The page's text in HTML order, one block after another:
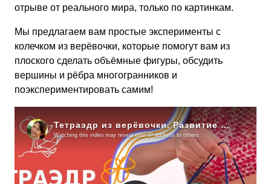
отрыве от реального мира, только по картинкам.
Мы предлагаем вам простые эксперименты с
колечком из верёвочки, которые помогут вам из
плоского сделать объёмные фигуры, обсудить
вершины и рёбра многогранников и
поэкспериментировать самим!